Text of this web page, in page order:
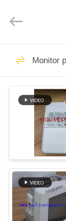
PARA
CASA
VÍDEOS
SOBRE
NÓS
VISITA
Equipment
Service
do
Monitor